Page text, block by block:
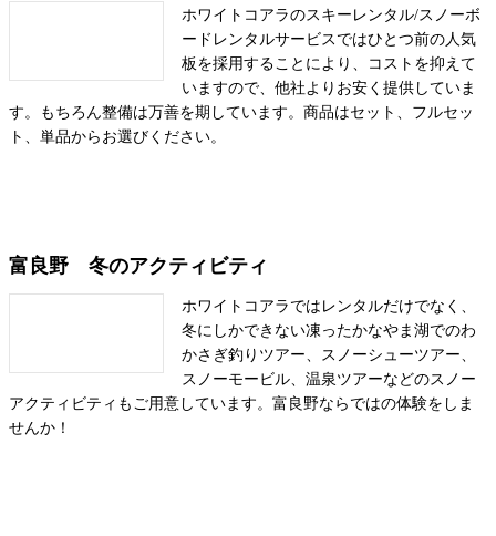
ホワイトコアラのスキーレンタル/スノーボ
ードレンタルサービスではひとつ前の人気
板を採用することにより、コストを抑えて
いますので、他社よりお安く提供していま
す。もちろん整備は万善を期しています。商品はセット、フルセッ
ト、単品からお選びください。
富良野 冬のアクティビティ
ホワイトコアラではレンタルだけでなく、
冬にしかできない凍ったかなやま湖でのわ
かさぎ釣りツアー、スノーシューツアー、
スノーモービル、温泉ツアーなどのスノー
アクティビティもご用意しています。富良野ならではの体験をしま
せんか！